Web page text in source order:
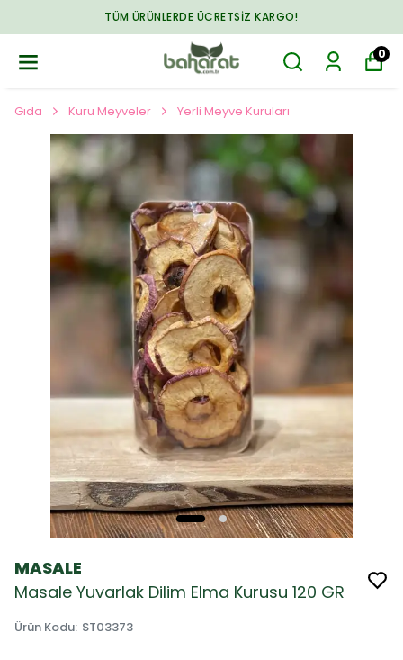
TÜM ÜRÜNLERDE ÜCRETSIZ KARGO!
0
Gıda Kuru Meyveler Yerli Meyve Kuruları
MASALE
Masale Yuvarlak Dilim Elma Kurusu 120 GR
Ürün Kodu: ST03373